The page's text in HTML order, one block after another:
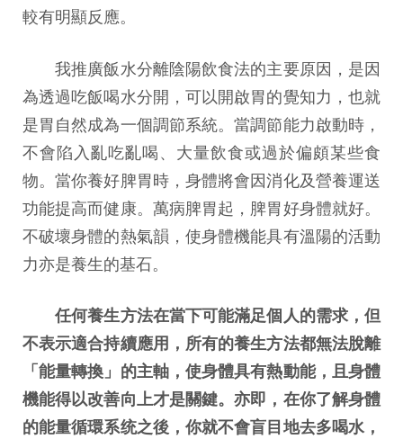
較有明顯反應。
我推廣飯水分離陰陽飲食法的主要原因，是因
為透過吃飯喝水分開，可以開啟胃的覺知力，也就
是胃自然成為一個調節系統。當調節能力啟動時，
不會陷入亂吃亂喝、大量飲食或過於偏頗某些食
物。當你養好脾胃時，身體將會因消化及營養運送
功能提高而健康。萬病脾胃起，脾胃好身體就好。
不破壞身體的熱氣韻，使身體機能具有溫陽的活動
力亦是養生的基石。
任何養生方法在當下可能滿足個人的需求，但
不表示適合持續應用，所有的養生方法都無法脫離
「能量轉換」的主軸，使身體具有熱動能，且身體
機能得以改善向上才是關鍵。亦即，在你了解身體
的能量循環系统之後，你就不會盲目地去多喝水，